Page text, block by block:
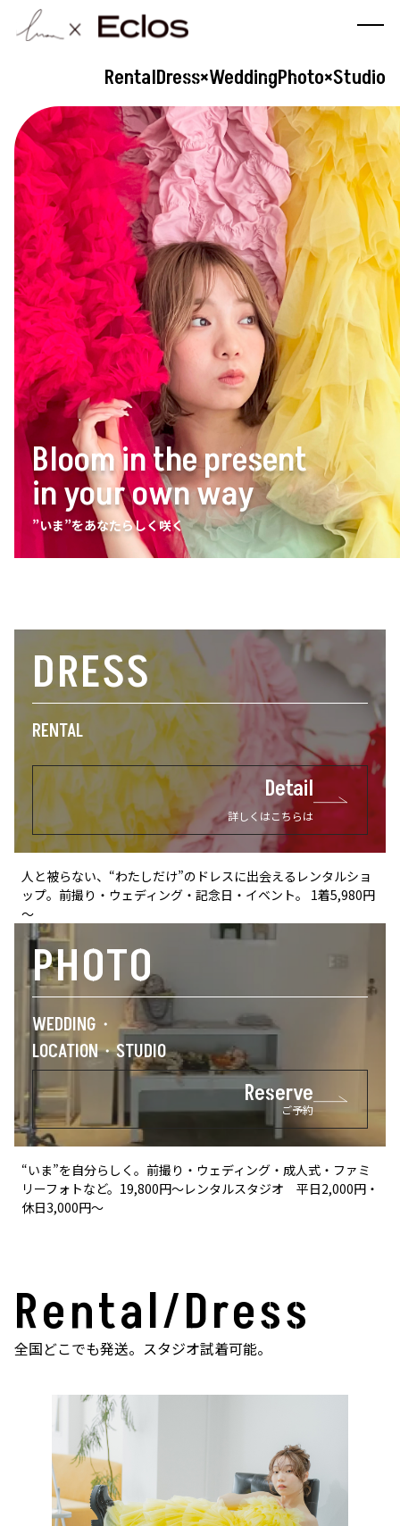
RentalDress×WeddingPhoto×Studio
Bloom in the present
in your own way
”いま”をあなたらしく咲く
DRESS
RENTAL
Detail
詳しくはこちらは
人と被らない、“わたしだけ”のドレスに出会えるレンタルショ
ップ。前撮り・ウェディング・記念日・イベント。
1着5,980円
～
PHOTO
WEDDING・
LOCATION・STUDIO
Reserve
ご予約
“いま”を自分らしく。前撮り・ウェディング・成人式・ファミ
リーフォトなど。19,800円～レンタルスタジオ 平日2,000円・
休日3,000円～
Rental/Dress
全国どこでも発送。スタジオ試着可能。